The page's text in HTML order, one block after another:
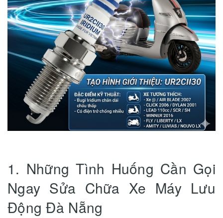
1. Những Tình Huống Cần Gọi
Ngay Sửa Chữa Xe Máy Lưu
Động Đà Nẵng